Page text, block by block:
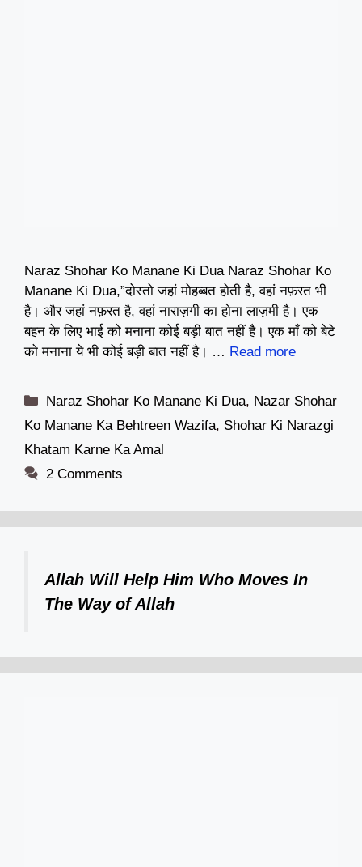
Naraz Shohar Ko Manane Ki Dua Naraz Shohar Ko
Manane Ki Dua,”दोस्तो जहां मोहब्बत होती है, वहां नफ़रत भी
है। और जहां नफ़रत है, वहां नाराज़गी का होना लाज़मी है। एक
बहन के लिए भाई को मनाना कोई बड़ी बात नहीं है। एक माँ को बेटे
को मनाना ये भी कोई बड़ी बात नहीं है। … Read more
Categories
Naraz Shohar Ko Manane Ki Dua, Nazar Shohar
Ko Manane Ka Behtreen Wazifa, Shohar Ki Narazgi
Khatam Karne Ka Amal
2 Comments
Allah Will Help Him Who Moves In
The Way of Allah